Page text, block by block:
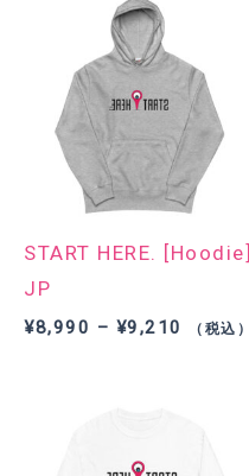
START HERE. [Hoodie]
JP
¥8,990 – ¥9,210 価（税込）